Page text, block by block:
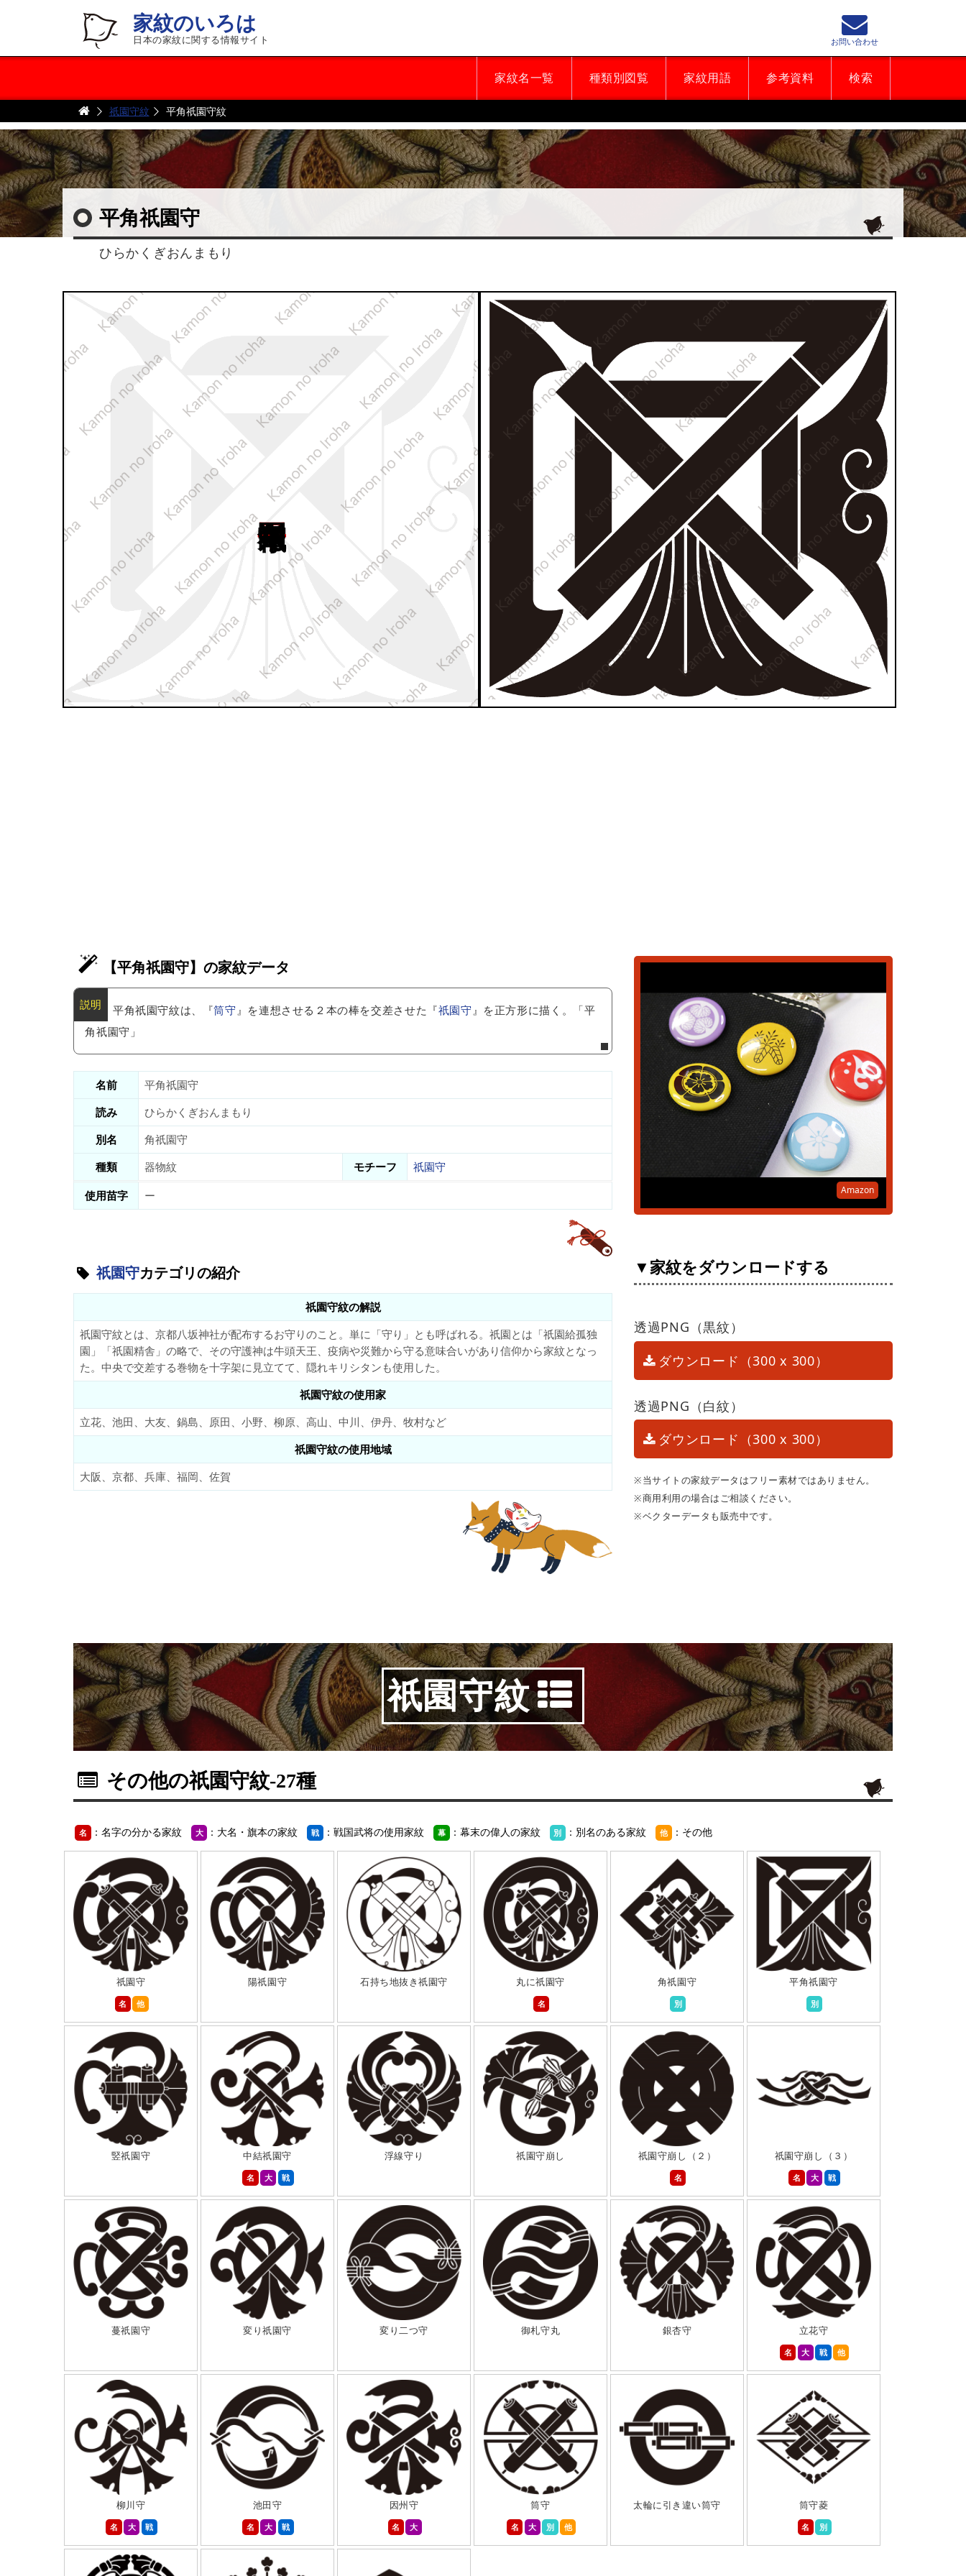
家紋のいろは
日本の家紋に関する情報サイト
家紋名一覧 種類別図覧 家紋用語 参考資料 検索
お問い合わせ
祇園守紋 平角祇園守紋
平角祇園守
ひらかくぎおんまもり
【平角祇園守】の家紋データ
平角祇園守紋は、『筒守』を連想させる２本の棒を交差させた『祇園守』を正方形に描く。「平
角祇園守」
名前
平角祇園守
読み
ひらかくぎおんまもり
別名
角祇園守
種類
器物紋 モチーフ
祇園守
使用苗字
ー
祇園守カテゴリの紹介
祇園守紋の解説
祇園守紋とは、京都八坂神社が配布するお守りのこと。単に「守り」とも呼ばれる。祇園とは「祇園給孤独
園」「祇園精舎」の略で、その守護神は牛頭天王、疫病や災難から守る意味合いがあり信仰から家紋となっ
た。中央で交差する巻物を十字架に見立てて、隠れキリシタンも使用した。
祇園守紋の使用家
立花、池田、大友、鍋島、原田、小野、柳原、高山、中川、伊丹、牧村など
祇園守紋の使用地域
大阪、京都、兵庫、福岡、佐賀
Amazon
▼家紋をダウンロードする
透過PNG（黒紋）
ダウンロード（300 x 300）
透過PNG（白紋）
ダウンロード（300 x 300）
※当サイトの家紋データはフリー素材ではありません。
※商用利用の場合はご相談ください。
※ベクターデータも販売中です。
祇園守紋
その他の祇園守紋-27種
名 ：名字の分かる家紋 大 ：大名・旗本の家紋 戦 ：戦国武将の使用家紋 幕 ：幕末の偉人の家紋 別 ：別名のある家紋 他 ：その他
祇園守
名
他
陽祇園守 石持ち地抜き祇園守
丸に祇園守
名
角祇園守
別
平角祇園守
別
竪祇園守
中結祇園守
名
大 戦
浮線守り 祇園守崩し
祇園守崩し（２）
名
祇園守崩し（３）
名
大 戦
蔓祇園守 変り祇園守 変り二つ守 御札守丸 銀杏守
立花守
名
大 戦 他
柳川守
名
大 戦
池田守
名
大 戦
因州守
名
大
筒守
名
大 別 他
太輪に引き違い筒守
筒守菱
名
別